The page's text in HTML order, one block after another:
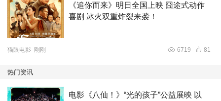
“武松”丁海峰、新生代美女演员罗米、阿如那、陈爱龙、吴
冕、苇青，张海燕等主演。影片还邀请了倍受观众尊敬的老
艺术家杨少华参与客串，为影片贡献了精彩表演。杨少华老
师的儿子杨议作为著名相声演员也在影片中扮演了重要角
剧与津门名家相声剧完美融合，喜剧新联盟强强联手打造、
演绎，高品质呈现、精湛演技全程牵动视听，定将全方位拉
《追你而来》明日全国上映 囧途式动作
喜剧 冰火双重炸裂来袭！
猫眼电影 刚刚 6719 81
热门资讯
电影《八仙！》“光的孩子”公益展映 以